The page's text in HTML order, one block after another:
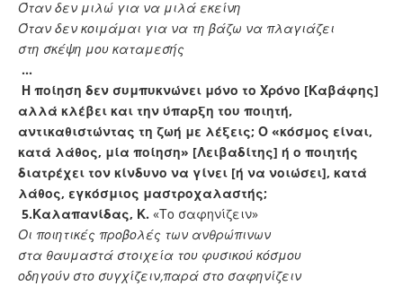
Όταν δεν μιλώ για να μιλά εκείνη
Όταν δεν κοιμάμαι για να τη βάζω να πλαγιάζει
στη σκέψη μου καταμεσής
…
Η ποίηση δεν συμπυκνώνει μόνο το Χρόνο [Καβάφης]
αλλά κλέβει και την ύπαρξη του ποιητή,
αντικαθιστώντας τη ζωή με λέξεις; Ο «κόσμος είναι,
κατά λάθος, μία ποίηση» [Λειβαδίτης] ή ο ποιητής
διατρέχει τον κίνδυνο να γίνει [ή να νοιώσει], κατά
λάθος, εγκόσμιος μαστροχαλαστής;
5.Καλαπανίδας, Κ. «Το σαφηνίζειν»
Οι ποιητικές προβολές των ανθρώπινων
στα θαυμαστά στοιχεία του φυσικού κόσμου
οδηγούν στο συγχίζειν,παρά στο σαφηνίζειν